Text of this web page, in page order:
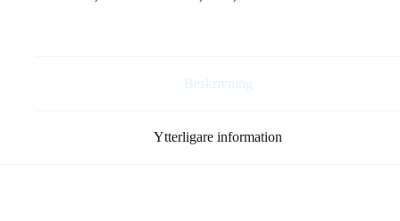
Beskrivning
Ytterligare information